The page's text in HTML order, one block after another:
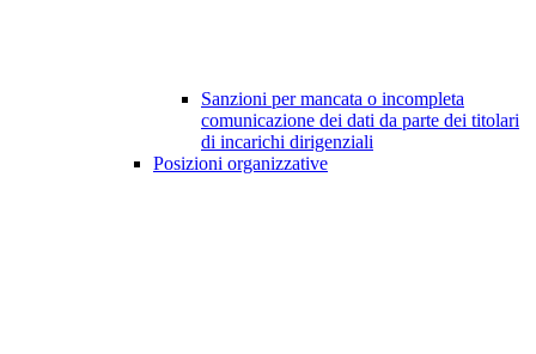
Sanzioni per mancata o incompleta
comunicazione dei dati da parte dei titolari
di incarichi dirigenziali
Posizioni organizzative